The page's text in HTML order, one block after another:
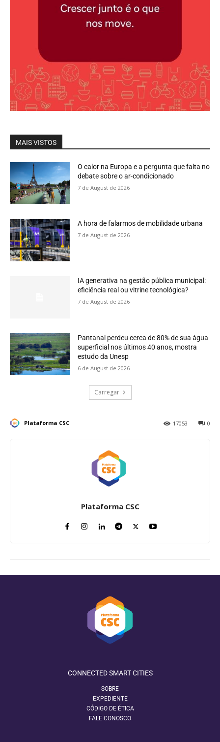
MAIS VISTOS
O calor na Europa e a pergunta que falta no
debate sobre o ar-condicionado
7 de August de 2026
A hora de falarmos de mobilidade urbana
7 de August de 2026
IA generativa na gestão pública municipal:
eficiência real ou vitrine tecnológica?
7 de August de 2026
Pantanal perdeu cerca de 80% de sua água
superficial nos últimos 40 anos, mostra
estudo da Unesp
6 de August de 2026
Carregar
Plataforma CSC 0
17053
Plataforma CSC
CONNECTED SMART CITIES
SOBRE
EXPEDIENTE
CÓDIGO DE ÉTICA
FALE CONOSCO